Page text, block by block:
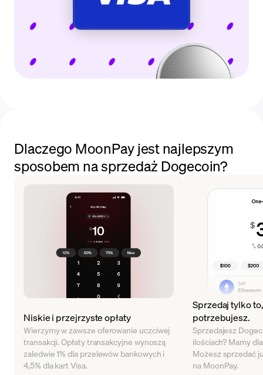
Dlaczego MoonPay jest najlepszym
sposobem na sprzedaż Dogecoin?
Niskie i przejrzyste opłaty
Wierzymy w zawsze oferowanie uczciwej
transakcji. Opłaty transakcyjne wynoszą
zaledwie 1% dla przelewów bankowych i
4,5% dla kart Visa.
Sprzedaj tylko
potrzebujesz.
Sprzedajesz
ilościach? Mamy
Możesz sprzedać
na MoonPay.